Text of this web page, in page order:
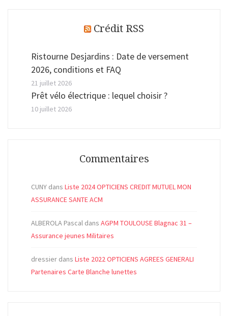
Crédit RSS
Ristourne Desjardins : Date de versement
2026, conditions et FAQ
21 juillet 2026
Prêt vélo électrique : lequel choisir ?
10 juillet 2026
Commentaires
CUNY dans Liste 2024 OPTICIENS CREDIT MUTUEL MON
ASSURANCE SANTE ACM
ALBEROLA Pascal dans AGPM TOULOUSE Blagnac 31 –
Assurance jeunes Militaires
dressier dans Liste 2022 OPTICIENS AGREES GENERALI
Partenaires Carte Blanche lunettes